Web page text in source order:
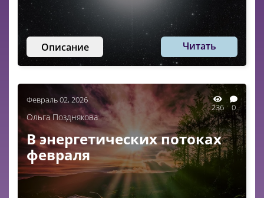
Описание Читать
Февраль 02, 2026
236 0
Ольга Позднякова
В энергетических потоках
февраля